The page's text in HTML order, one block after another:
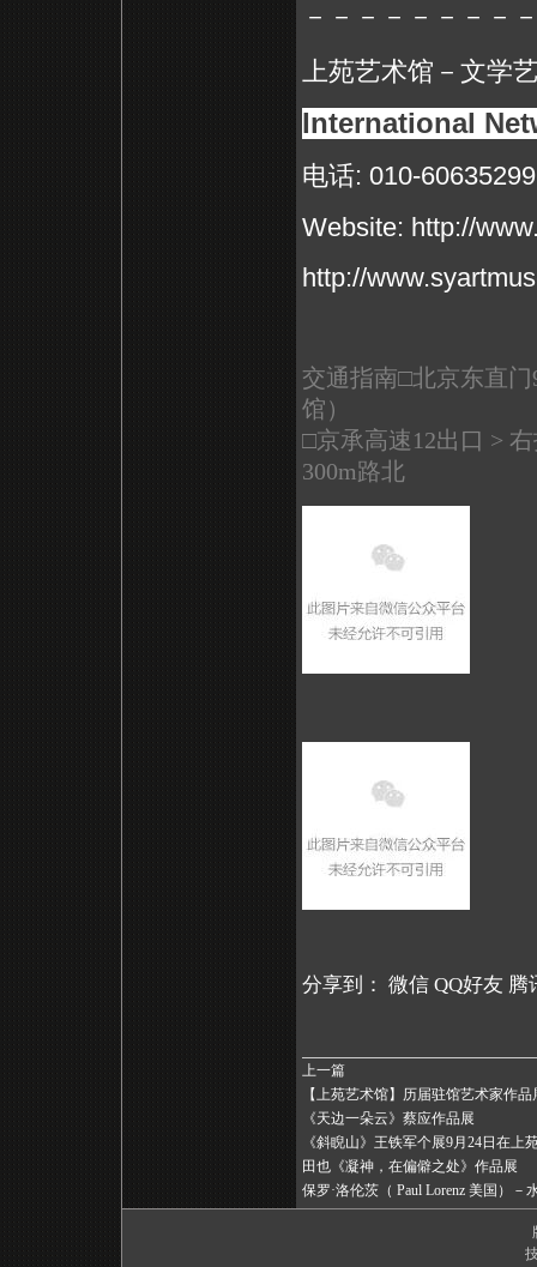
－－－－－－－－
上苑艺术馆－文学
International
电话: 010-
Website: http://
http://
交通指南□北京东直
馆）
□京承高速12出口 >
300m路北
分享到： 微信 QQ好友 腾
上一篇
【上苑艺术馆】历届驻馆艺术家作品
《天边一朵云》蔡应作品展
《斜睨山》王铁军个展9月24日在上
田也《凝神，在偏僻之处》作品展
保罗·洛伦茨（ Paul Lorenz 美国）－